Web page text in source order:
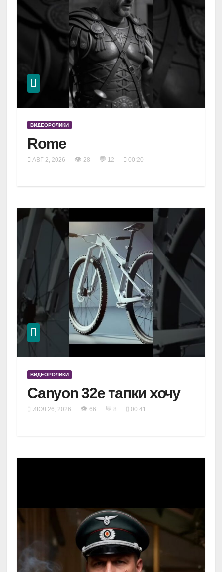
ВИДЕОРОЛИКИ
Rome
АВГ 2, 2026 👁 28 💬 12 00:20
ВИДЕОРОЛИКИ
Canyon 32e тапки хочу
ИЮЛ 26, 2026 👁 66 💬 8 00:41